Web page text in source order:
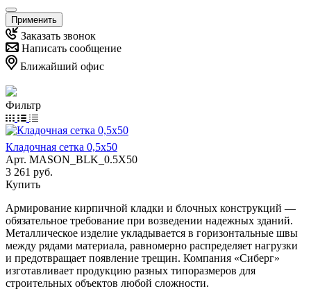
Применить
Заказать звонок
Написать сообщение
Ближайший офис
Фильтр
Кладочная сетка 0,5х50
Арт. MASON_BLK_0.5X50
3 261 руб.
Купить
Армирование кирпичной кладки и блочных конструкций —
обязательное требование при возведении надежных зданий.
Металлическое изделие укладывается в горизонтальные швы
между рядами материала, равномерно распределяет нагрузки
и предотвращает появление трещин. Компания «Сиберг»
изготавливает продукцию разных типоразмеров для
строительных объектов любой сложности.